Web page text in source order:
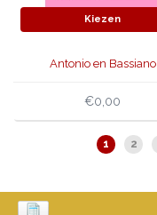
Kiezen
Antonio en Bassiano
€0,00
1 2